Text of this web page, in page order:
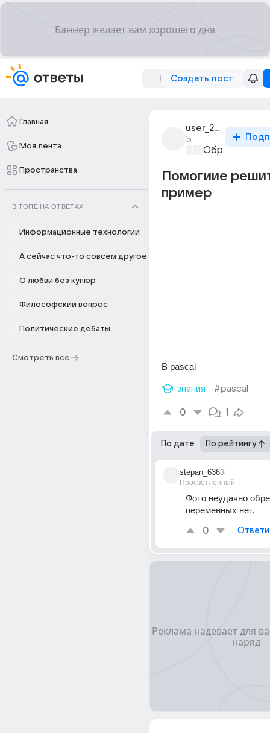
Создать пост
Главная
Моя лента
Пространства
В ТОПЕ НА ОТВЕТАХ
Информационные технологии
А сейчас что-то совсем другое
О любви без купюр
Философский вопрос
Политические дебаты
Смотреть все
user_297965517
3г
Помогиие
пример
В pascal
знания #pascal
0 1
По дате По рейтингу
stepan_636
Просветленный
3г
Фото неудачно
переменных нет.
0